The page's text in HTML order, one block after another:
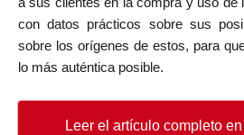
con datos prácticos sobre sus
sobre los orígenes de estos, para
lo más auténtica posible.
Leer el artículo completo